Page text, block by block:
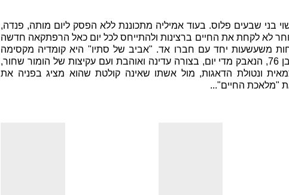
בני שבעים פלוס. בעוד אמיליה מתכוננת ללא הפסק ליום מותה, פנדה,
לא לקחת את החיים ברצינות ולהתייחס לכל יום כאל הרפתקאה חדשה
משעשעות יחד עם חברו אד. "אביב של סתיו" היא קומדיה מקסימה
ומרגשת על צעיר נצחי בן 76, הנאבק מדי יום, בצורה עדינה ואוהבת ועם עקיצות של הומור שחור,
ונטולת הדאגות, מול אשתו שאינה קולטת שהוא מציג בפניה את
"מלאכת החיים"...